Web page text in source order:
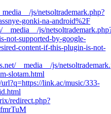
js/netsoltrademark.php?
gonki-na-android%2F
js/
not-supported-by-google-
content-if-this-plugin-is-not-
__media__/js/
slotam.html
link.ac/music/333-
redirect.php?